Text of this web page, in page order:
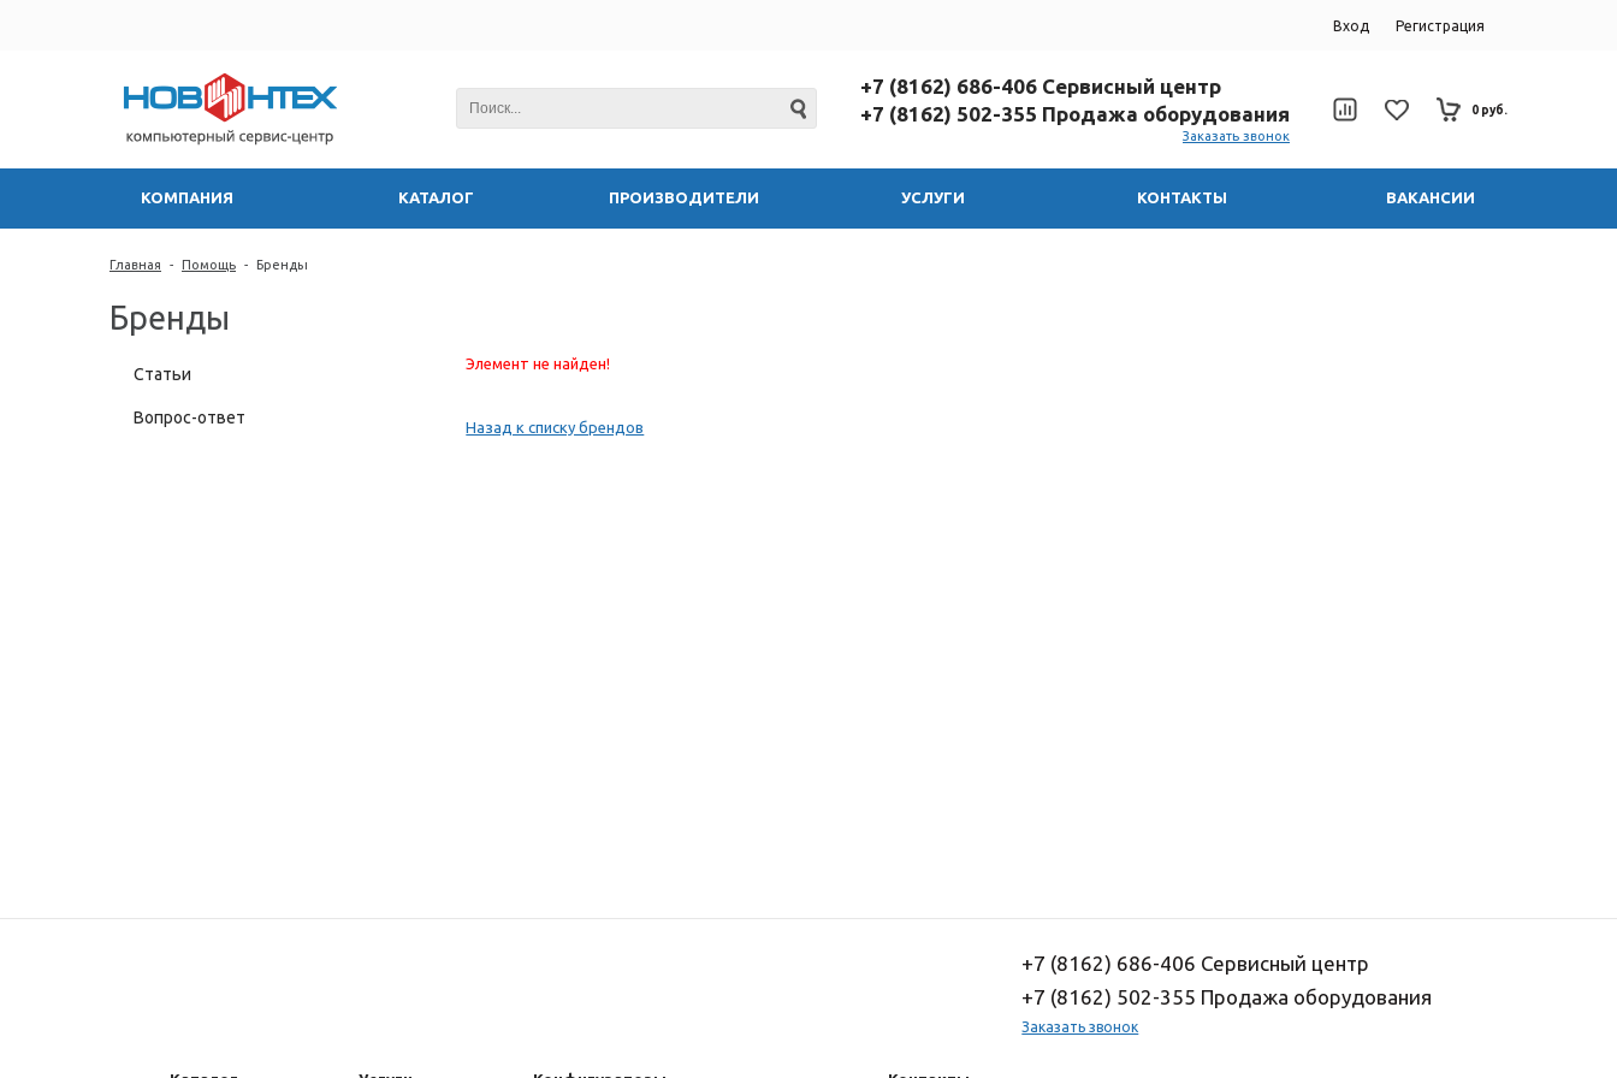
Вход Регистрация
+7 (8162) 686-406 Сервисный центр
+7 (8162) 502-355 Продажа оборудования
Заказать звонок
0 руб.
КОМПАНИЯ КАТАЛОГ ПРОИЗВОДИТЕЛИ УСЛУГИ КОНТАКТЫ ВАКАНСИИ
Главная - Помощь - Бренды
Бренды
Статьи
Вопрос-ответ
Элемент не найден!
Назад к списку брендов
+7 (8162) 686-406 Сервисный центр
+7 (8162) 502-355 Продажа оборудования
Заказать звонок